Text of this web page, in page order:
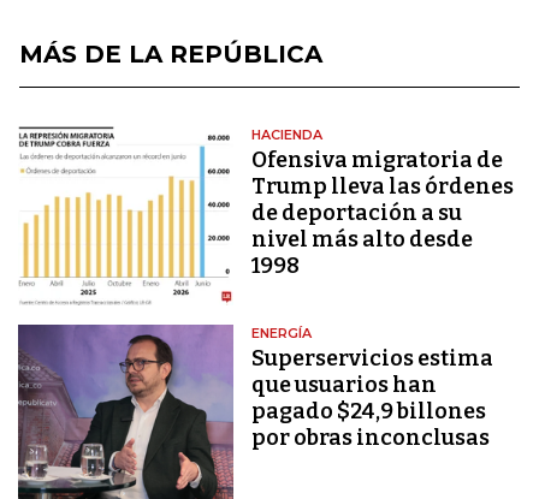
MÁS DE LA REPÚBLICA
HACIENDA
Ofensiva migratoria de
Trump lleva las órdenes
de deportación a su
nivel más alto desde
1998
ENERGÍA
Superservicios estima
que usuarios han
pagado $24,9 billones
por obras inconclusas